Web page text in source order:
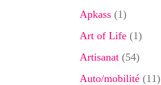
Apkass(1)
Art of Life(1)
Artisanat(54)
Auto/mobilité(11)